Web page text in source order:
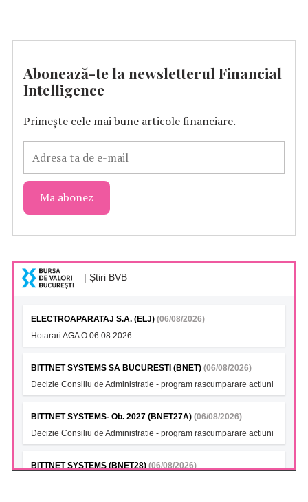
Abonează-te la newsletterul Financial
Intelligence
Primește cele mai bune articole financiare.
| Știri BVB
ELECTROAPARATAJ S.A. (ELJ) (06/08/2026)
Hotarari AGA O 06.08.2026
BITTNET SYSTEMS SA BUCURESTI (BNET) (06/08/2026)
Decizie Consiliu de Administratie - program rascumparare actiuni
BITTNET SYSTEMS- Ob. 2027 (BNET27A) (06/08/2026)
Decizie Consiliu de Administratie - program rascumparare actiuni
BITTNET SYSTEMS (BNET28) (06/08/2026)